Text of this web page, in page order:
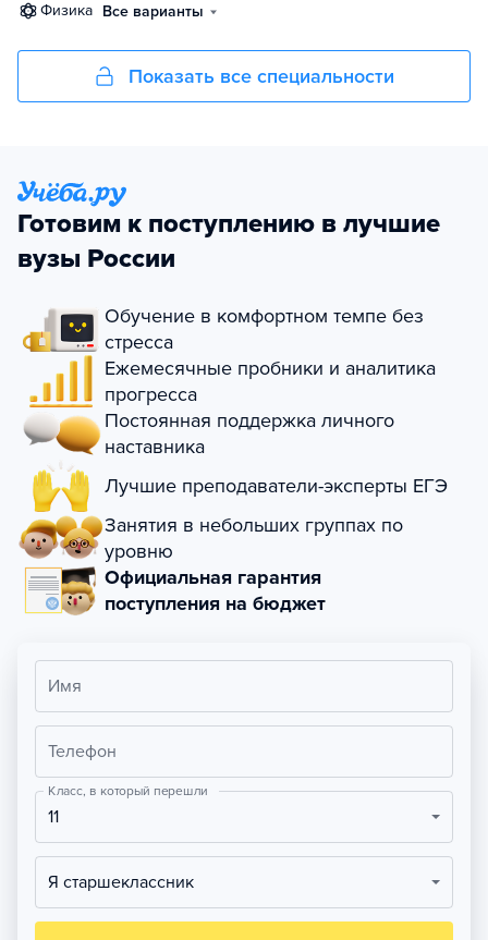
физика Все варианты
Показать все специальности
Готовим к поступлению в лучшие
вузы России
Обучение в комфортном темпе без
стресса
Ежемесячные пробники и аналитика
прогресса
Постоянная поддержка личного
наставника
Лучшие преподаватели-эксперты ЕГЭ
Занятия в небольших группах по
уровню
Официальная гарантия
поступления на бюджет
Имя
Телефон
Класс, в который перешли
11
Я старшеклассник